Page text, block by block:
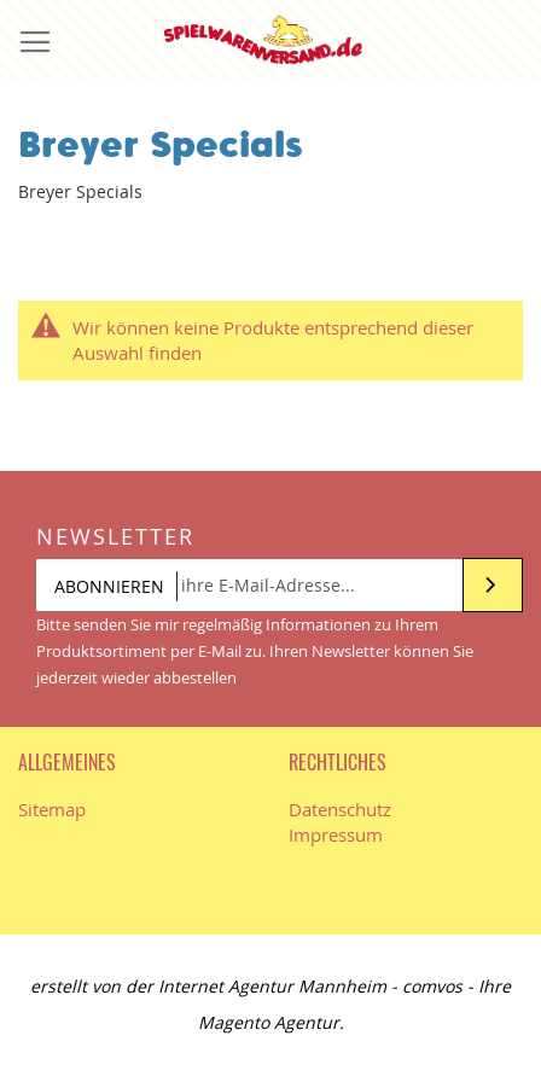
zum
Inhalt
Breyer Specials
Breyer Specials
Wir können keine Produkte entsprechend dieser
Auswahl finden
NEWSLETTER
ABONNIEREN
Bitte senden Sie mir regelmäßig Informationen zu Ihrem
Produktsortiment per E-Mail zu. Ihren Newsletter können Sie
jederzeit wieder abbestellen
ALLGEMEINES
Sitemap
RECHTLICHES
Datenschutz
Impressum
erstellt von derInternet Agentur Mannheim- comvos - Ihre
Magento Agentur.